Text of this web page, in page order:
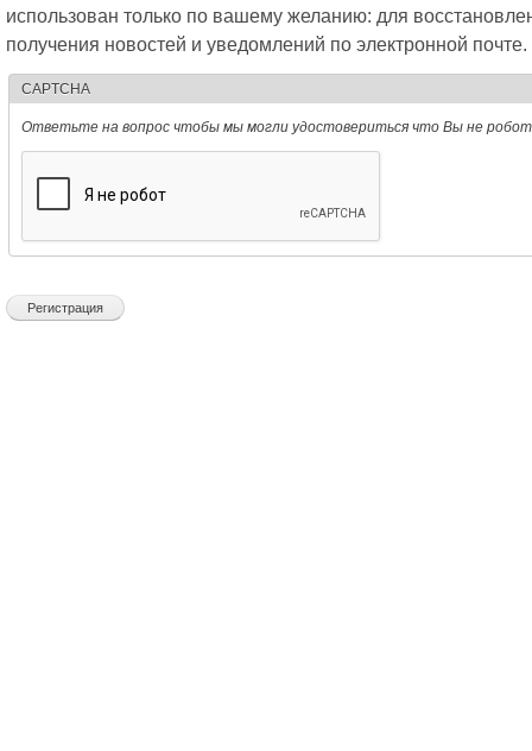
использован только по вашему желанию: для
получения новостей и уведомлений по электронной почте.
CAPTCHA
Ответьте на вопрос чтобы мы могли удостовериться что Вы не робот